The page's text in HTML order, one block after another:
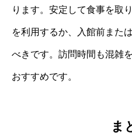
ります。安定して食事を取
を利用するか、入館前また
べきです。訪問時間も混雑
おすすめです。
ま